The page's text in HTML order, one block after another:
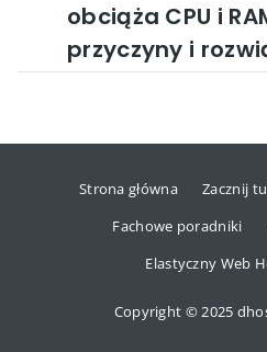
obciąża CPU i
przyczyny i
Strona główna Zacznij
Fachowe poradniki
Elastyczny Web
Copyright © 2025